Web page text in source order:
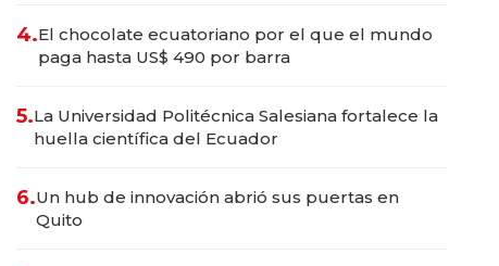
4.El chocolate ecuatoriano por el que el mundo
paga hasta US$ 490 por barra
5.La Universidad Politécnica Salesiana fortalece la
huella científica del Ecuador
6.Un hub de innovación abrió sus puertas en
Quito